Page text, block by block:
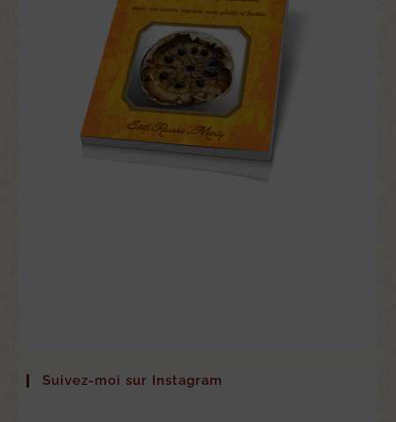
Suivez-moi sur Instagram